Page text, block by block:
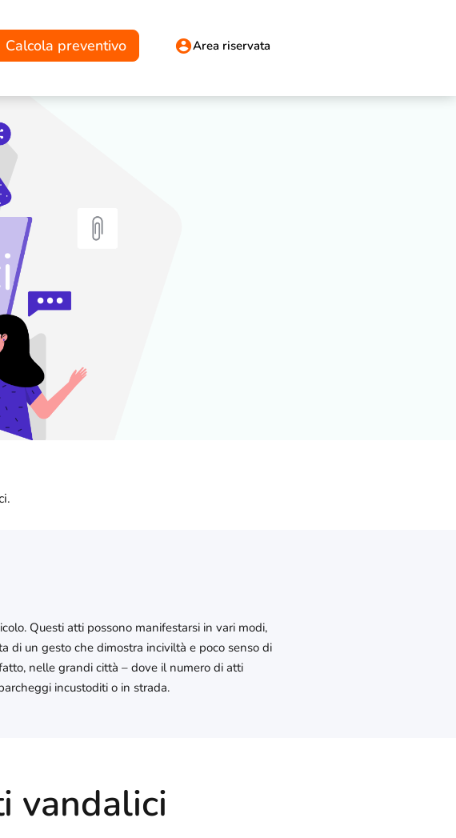
Calcola preventivo Area riservata
Questi atti possono manifestarsi in vari modi,
di un gesto che dimostra inciviltà e poco senso di
nelle grandi città – dove il numero di atti
incustoditi o in strada.
vandalici